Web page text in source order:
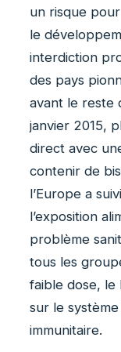
un risque
le
interdiction
des pays
avant le reste
janvier 2015,
direct avec
contenir de
l’Europe a
l’exposition
problème
tous les
faible dose, le
sur le
immunitaire.